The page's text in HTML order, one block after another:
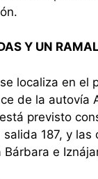
Y UN
localiza en el
de la autovía
previsto
187, y
e